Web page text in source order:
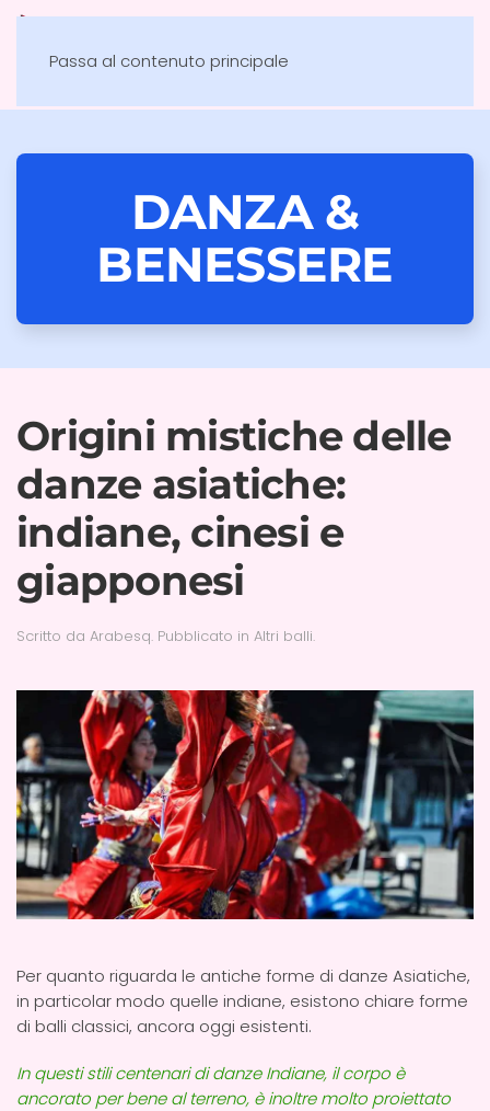
Passa al contenuto principale
DANZA &
BENESSERE
Origini mistiche delle
danze asiatiche:
indiane, cinesi e
giapponesi
Scritto da Arabesq. Pubblicato in Altri balli.
Per quanto riguarda le antiche forme di danze Asiatiche,
in particolar modo quelle indiane, esistono chiare forme
di balli classici, ancora oggi esistenti.
In questi stili centenari di danze Indiane, il corpo è
ancorato per bene al terreno, è inoltre molto proiettato